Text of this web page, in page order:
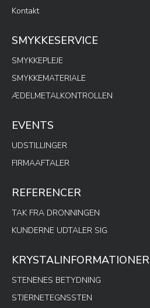
Kontakt
SMYKKESERVICE
SMYKKEPLEJE
SMYKKEMATERIALE
ÆDELMETALKONTROLLEN
EVENTS
UDSTILLINGER
FIRMAAFTALER
REFERENCER
TAK FRA DRONNINGEN
KUNDERNE UDTALER SIG
KRYSTALINFORMATIONER
STENENES BETYDNING
STJERNETEGNSSTEN